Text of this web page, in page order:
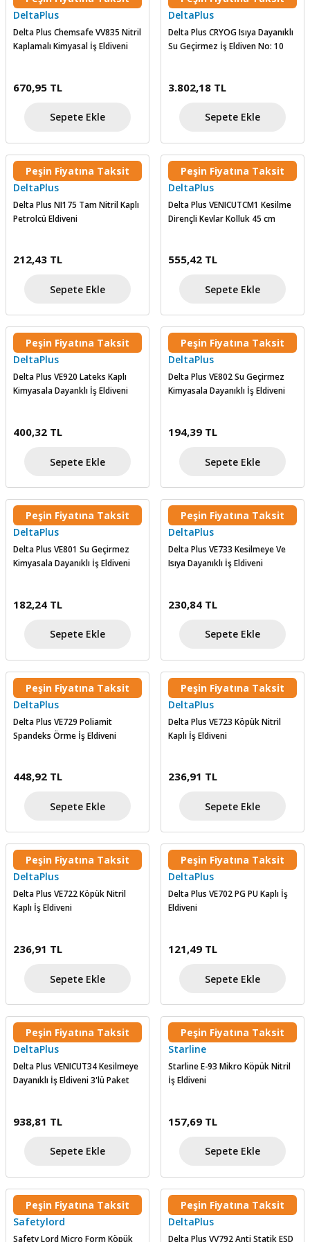
Siperlik
DeltaPlus
Delta Plus Chemsafe VV835 Nitril
Kaplamalı Kimyasal İş Eldiveni
670,95 TL
Sepete Ekle
DeltaPlus
Delta Plus CRYOG Isıya Dayanıklı
Su Geçirmez İş Eldiven No: 10
3.802,18 TL
Sepete Ekle
Peşin Fiyatına Taksit
DeltaPlus
Delta Plus NI175 Tam Nitril Kaplı
Petrolcü Eldiveni
212,43 TL
Sepete Ekle
Peşin Fiyatına Taksit
DeltaPlus
Delta Plus VENICUTCM1 Kesilme
Dirençli Kevlar Kolluk 45 cm
555,42 TL
Sepete Ekle
Peşin Fiyatına Taksit
DeltaPlus
Delta Plus VE920 Lateks Kaplı
Kimyasala Dayanklı İş Eldiveni
400,32 TL
Sepete Ekle
Peşin Fiyatına Taksit
DeltaPlus
Delta Plus VE802 Su Geçirmez
Kimyasala Dayanıklı İş Eldiveni
194,39 TL
Sepete Ekle
Peşin Fiyatına Taksit
DeltaPlus
Delta Plus VE801 Su Geçirmez
Kimyasala Dayanıklı İş Eldiveni
182,24 TL
Sepete Ekle
Peşin Fiyatına Taksit
DeltaPlus
Delta Plus VE733 Kesilmeye Ve
Isıya Dayanıklı İş Eldiveni
230,84 TL
Sepete Ekle
Peşin Fiyatına Taksit
DeltaPlus
Delta Plus VE729 Poliamit
Spandeks Örme İş Eldiveni
448,92 TL
Sepete Ekle
Peşin Fiyatına Taksit
DeltaPlus
Delta Plus VE723 Köpük Nitril
Kaplı İş Eldiveni
236,91 TL
Sepete Ekle
Peşin Fiyatına Taksit
DeltaPlus
Delta Plus VE722 Köpük Nitril
Kaplı İş Eldiveni
236,91 TL
Sepete Ekle
Peşin Fiyatına Taksit
DeltaPlus
Delta Plus VE702 PG PU Kaplı İş
Eldiveni
121,49 TL
Sepete Ekle
Peşin Fiyatına Taksit
DeltaPlus
Delta Plus VENICUT34 Kesilmeye
Dayanıklı İş Eldiveni 3'lü Paket
938,81 TL
Sepete Ekle
Peşin Fiyatına Taksit
Starline
Starline E-93 Mikro Köpük Nitril
İş Eldiveni
157,69 TL
Sepete Ekle
Peşin Fiyatına Taksit
Safetylord
Safety Lord Micro Form Köpük
Peşin Fiyatına Taksit
DeltaPlus
Delta Plus VV792 Anti Statik ESD